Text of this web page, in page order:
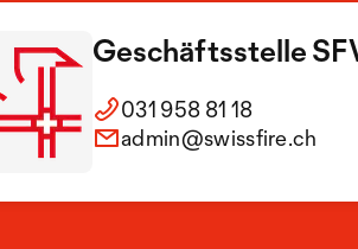
Geschäftsstelle
031 958 81 18
admin@swissfire.ch